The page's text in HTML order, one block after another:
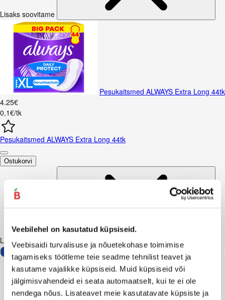
Veebilehel on kasutatud küpsiseid.
Veebisaidi turvalisuse ja nõuetekohase toimimise
tagamiseks töötleme teie seadme tehnilist teavet ja
kasutame vajalikke küpsiseid. Muid küpsiseid või
jälgimisvahendeid ei seata automaatselt, kui te ei ole
nendega nõus. Lisateavet meie kasutatavate küpsiste ja
Lisaks soovitame
Pesukaitsmed ALWAYS Extra Long 44tk
4.25€
0,1€/tk
Pesukaitsmed ALWAYS Extra Long 44tk
Ostukorvi
Lisaks soovitame